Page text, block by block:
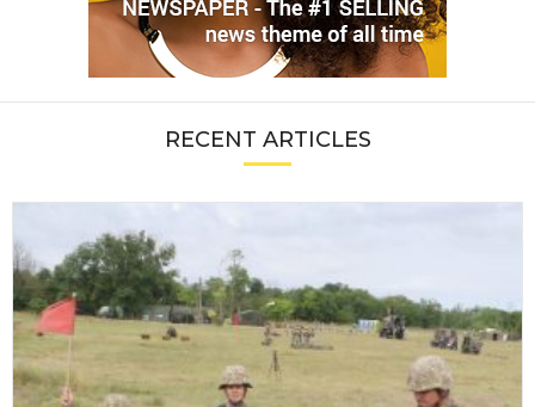
RECENT ARTICLES